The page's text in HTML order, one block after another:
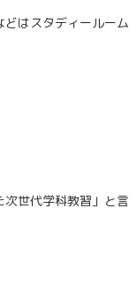
はスタディールーム
世代学科教習」と言